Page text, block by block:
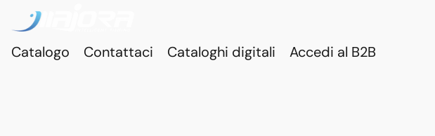
Catalogo
Contattaci Cataloghi digitali Accedi al B2B